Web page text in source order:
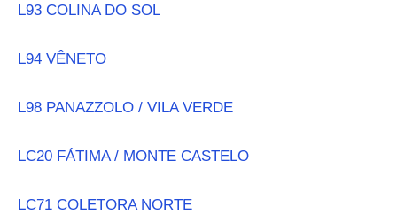
L93 COLINA DO SOL
L94 VÊNETO
L98 PANAZZOLO / VILA VERDE
LC20 FÁTIMA / MONTE CASTELO
LC71 COLETORA NORTE